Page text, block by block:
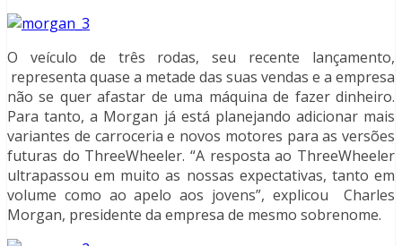
O veículo de três rodas, seu recente lançamento,
representa quase a metade das suas vendas e a empresa
não se quer afastar de uma máquina de fazer dinheiro.
Para tanto, a Morgan já está planejando adicionar mais
variantes de carroceria e novos motores para as versões
futuras do ThreeWheeler. “A resposta ao ThreeWheeler
ultrapassou em muito as nossas expectativas, tanto em
volume como ao apelo aos jovens”, explicou Charles
Morgan, presidente da empresa de mesmo sobrenome.